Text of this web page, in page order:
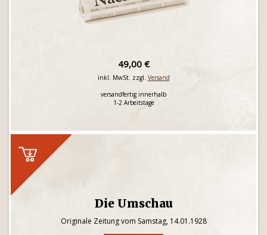
49,00 €
inkl. MwSt. zzgl. Versand
versandfertig innerhalb
1-2 Arbeitstage
Die Umschau
Originale Zeitung vom Samstag, 14.01.1928